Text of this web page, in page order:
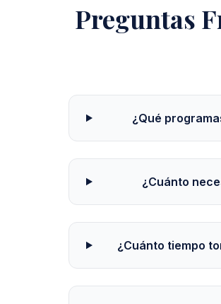
Preguntas
¿Qué
¿Cuánto
¿Cuánto tiempo